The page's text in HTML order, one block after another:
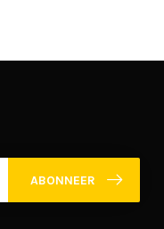
ABONNEER